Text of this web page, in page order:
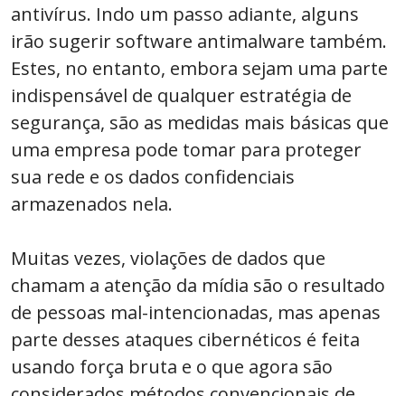
antivírus. Indo um passo adiante, alguns
irão sugerir software antimalware também.
Estes, no entanto, embora sejam uma parte
indispensável de qualquer estratégia de
segurança, são as medidas mais básicas que
uma empresa pode tomar para proteger
sua rede e os dados confidenciais
armazenados nela.
Muitas vezes, violações de dados que
chamam a atenção da mídia são o resultado
de pessoas mal-intencionadas, mas apenas
parte desses ataques cibernéticos é feita
usando força bruta e o que agora são